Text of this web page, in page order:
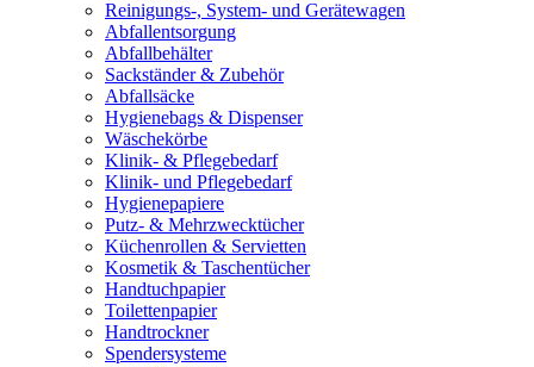
Reinigungs-, System- und Gerätewagen
Abfallentsorgung
Abfallbehälter
Sackständer & Zubehör
Abfallsäcke
Hygienebags & Dispenser
Wäschekörbe
Klinik- & Pflegebedarf
Klinik- und Pflegebedarf
Hygienepapiere
Putz- & Mehrzwecktücher
Küchenrollen & Servietten
Kosmetik & Taschentücher
Handtuchpapier
Toilettenpapier
Handtrockner
Spendersysteme